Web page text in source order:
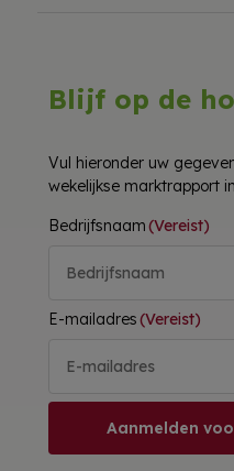
Blijf op de
Vul hieronder uw
wekelijkse marktrapport
Bedrijfsnaam(Vereist)
E-mailadres(Vereist)
Aanmelden